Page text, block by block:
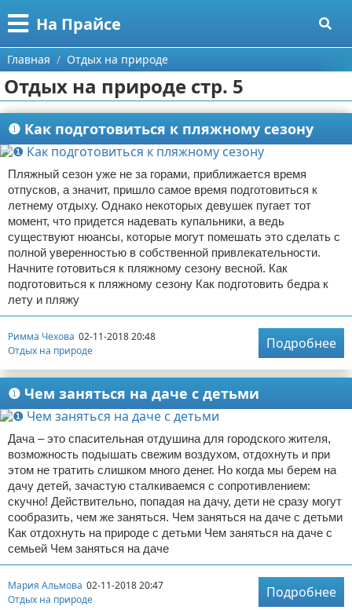
На Прайсе
Меню
Главная
Категории
Разное про покупки
Aliexpress
Сделай онлайн
Кемпинг
Круизы
Направления отдыха
Что посетить
Авиаперелеты
Отели
Полезное для туристов
Отдых на природе
Аренда автомобилей
Документы и визы
Билеты
Поиск
О проекте
Контакты
Сотрудничество
Размещение рекламы
Для правообладателей
Условия предоставления информации
Отказ от ответственности
Главная Отдых на природе
Отдых на природе стр. 5
❶ Как подготовиться к пляжному сезону
Пляжный сезон уже не за горами, приближается время
отпусков, а значит, пришло самое время подготовиться к
летнему отдыху. Однако некоторых девушек пугает тот
момент, что придется надевать купальники, а ведь
существуют нюансы, которые могут помешать это сделать с
полной уверенностью в собственной привлекательности.
Начните готовиться к пляжному сезону весной. Как
подготовиться к пляжному сезону Как подготовить бедра к
лету и пляжу
Римма Чехова 02-11-2018 20:48
Отдых на природе
Подробнее
❶ Чем заняться на даче с детьми
Дача – это спасительная отдушина для городского жителя,
возможность подышать свежим воздухом, отдохнуть и при
этом не тратить слишком много денег. Но когда мы берем на
дачу детей, зачастую сталкиваемся с сопротивлением:
скучно! Действительно, попадая на дачу, дети не сразу могут
сообразить, чем же заняться. Чем заняться на даче с детьми
Как отдохнуть на природе с детьми Чем заняться на даче с
семьей Чем заняться на даче
Мария Альмова 02-11-2018 20:47
Отдых на природе
Подробнее